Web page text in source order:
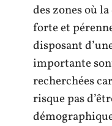
des zones où
forte et
disposant
importante
recherchées
risque pas